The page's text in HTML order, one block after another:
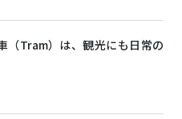
（Tram）は、観光にも日常の